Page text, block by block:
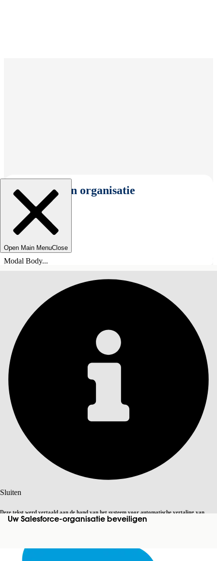
Selecteer een organisatie
Open Main MenuClose
Modal Body...
Sluiten
Deze tekst werd vertaald aan de hand van het systeem voor automatische vertaling van
Salesforce. U vindthiermeer details. Overschakelen op Engels
Uw Salesforce-organisatie beveiligen
INHOUDSOPGAVE
Zoeken